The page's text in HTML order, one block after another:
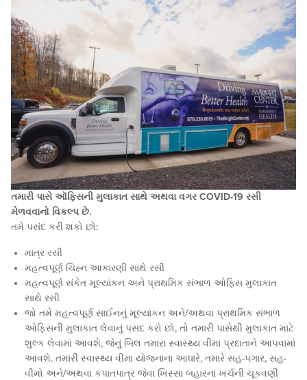
તમારી પાસે ઑફિસની મુલાકાત સાથે અથવા વગર COVID-19 રસી
મેળવવાનો વિકલ્પ છે.
તમે પસંદ કરી શકો છો:
માત્ર રસી
મહત્વપૂર્ણ ચિહ્ન આકારણી સાથે રસી
મહત્વપૂર્ણ સંકેત મૂલ્યાંકન અને પ્રાથમિક સંભાળ ઓફિસ મુલાકાત
સાથે રસી
જો તમે મહત્વપૂર્ણ સાઈનનું મૂલ્યાંકન અને/અથવા પ્રાથમિક સંભાળ
ઓફિસની મુલાકાત લેવાનું પસંદ કરો છો, તો તમારી પાસેથી મુલાકાત માટે
શુલ્ક લેવામાં આવશે, જેનું બિલ તમારા સ્વાસ્થ્ય વીમા પ્રદાતાને આપવામાં
આવશે. તમારી સ્વાસ્થ્ય વીમા યોજનાના આધારે, તમારે સહ-પગાર, સહ-
વીમો અને/અથવા કપાતપાત્ર જેવા ખિસ્સા બહારના ખર્ચની ચૂકવણી